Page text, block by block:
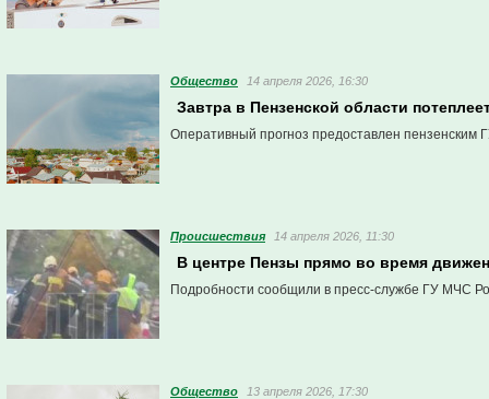
Общество 14 апреля 2026, 16:30
Завтра в Пензенской области
Оперативный прогноз предоставлен пензенским
Проиcшествия 14 апреля 2026, 11:30
В центре Пензы прямо во время
Подробности сообщили в пресс-службе ГУ МЧС
Общество 13 апреля 2026, 17:30